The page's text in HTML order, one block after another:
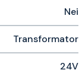
Nei
Transformator
24V